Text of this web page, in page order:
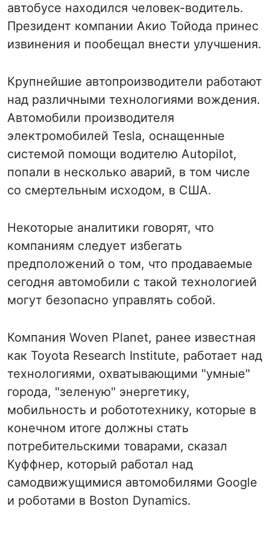
автобусе находился человек-водитель.
Президент компании Акио Тойода принес
извинения и пообещал внести улучшения.
Крупнейшие автопроизводители работают
над различными технологиями вождения.
Автомобили производителя
электромобилей Tesla, оснащенные
системой помощи водителю Autopilot,
попали в несколько аварий, в том числе
со смертельным исходом, в США.
Некоторые аналитики говорят, что
компаниям следует избегать
предположений о том, что продаваемые
сегодня автомобили с такой технологией
могут безопасно управлять собой.
Компания Woven Planet, ранее известная
как Toyota Research Institute, работает над
технологиями, охватывающими "умные"
города, "зеленую" энергетику,
мобильность и робототехнику, которые в
конечном итоге должны стать
потребительскими товарами, сказал
Куффнер, который работал над
самодвижущимися автомобилями Google
и роботами в Boston Dynamics.